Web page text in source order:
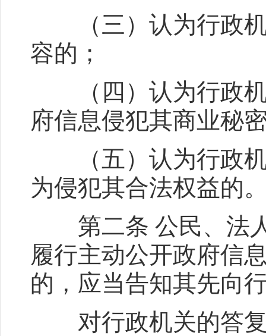
（三）认为行政机
容的；
（四）认为行政机
府信息侵犯其商业秘
（五）认为行政机
为侵犯其合法权益的
第二条 公民、法人
履行主动公开政府信
的，应当告知其先向
对行政机关的答复